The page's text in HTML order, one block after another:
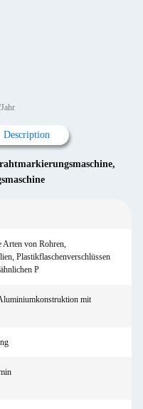
Description
,
Arten von Rohren,
Plastikflaschenverschlüssen
P
mit